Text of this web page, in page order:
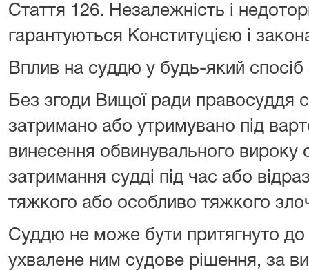
Стаття 126. Незалежність і
гарантуються Конституцією і
Вплив на суддю у будь-який
Без згоди Вищої ради правосуддя
затримано або утримувано під
винесення обвинувального вироку
затримання судді під час або
тяжкого або особливо тяжкого
Суддю не може бути притягнуто до
ухвалене ним судове рішення, за